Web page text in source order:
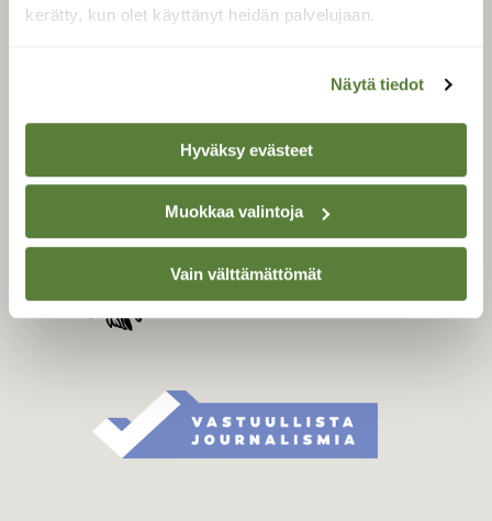
kerätty, kun olet käyttänyt heidän palvelujaan.
Näytä tiedot
Hyväksy evästeet
Muokkaa valintoja
Vain välttämättömät
Äänestä parasta juttua
SUOMEN LUONNON­
Suomen Luonto -lehden
kustantaja onSuomen
luonnonsuojelu­liitto.